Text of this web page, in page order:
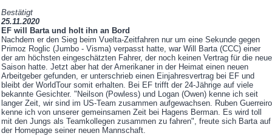
Bestätigt
25.11.2020
EF will Barta und holt ihn an Bord
Nachdem er den Sieg beim Vuelta-Zeitfahren nur um eine Sekunde gegen
Primoz Roglic (Jumbo - Visma) verpasst hatte, war Will Barta (CCC) einer
der am höchsten eingeschätzten Fahrer, der noch keinen Vertrag für die neue
Saison hatte. Jetzt aber hat der Amerikaner in der Heimat einen neuen
Arbeitgeber gefunden, er unterschrieb einen Einjahresvertrag bei EF und
bleibt der WorldTour somit erhalten. Bei EF trifft der 24-Jährige auf viele
bekannte Gesichter. "Neilson (Powless) und Logan (Owen) kenne ich seit
langer Zeit, wir sind im US-Team zusammen aufgewachsen. Ruben Guerreiro
kenne ich von unserer gemeinsamen Zeit bei Hagens Berman. Es wird toll
mit den Jungs als Teamkollegen zusammen zu fahren", freute sich Barta auf
der Homepage seiner neuen Mannschaft.